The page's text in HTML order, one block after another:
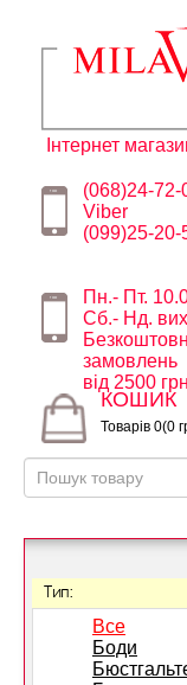
Інтернет
(068)24-72-
Viber
(099)25-20-
Пн.- Пт.
Сб.- Нд.
замовлень
від 2500
КОШИК
Товарів 0(0
Тип:
Все
Боди